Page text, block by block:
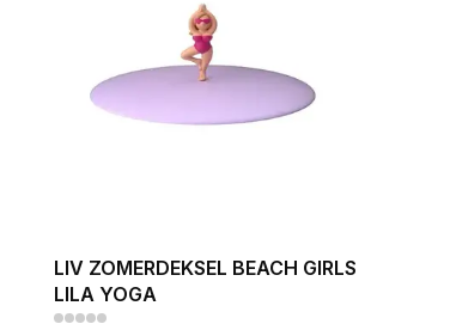
LIV ZOMERDEKSEL BEACH GIRLS
LILA YOGA